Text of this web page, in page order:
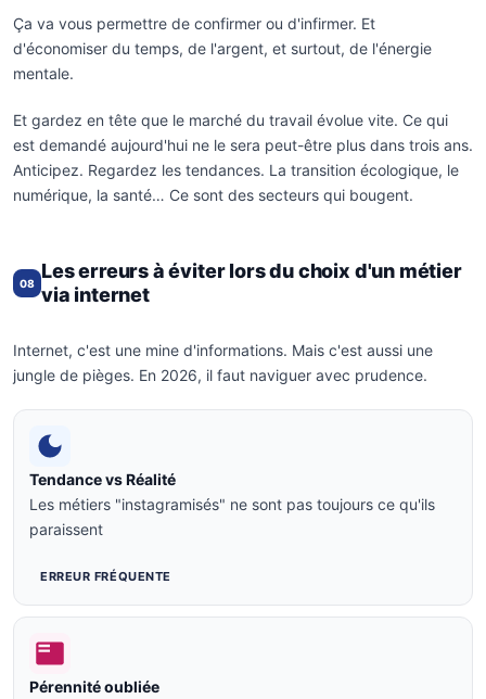
Ça va vous permettre de confirmer ou d'infirmer. Et
d'économiser du temps, de l'argent, et surtout, de l'énergie
mentale.
Et gardez en tête que le marché du travail évolue vite. Ce qui
est demandé aujourd'hui ne le sera peut-être plus dans trois ans.
Anticipez. Regardez les tendances. La transition écologique, le
numérique, la santé… Ce sont des secteurs qui bougent.
08
Les erreurs à éviter lors du choix d'un métier
via internet
Internet, c'est une mine d'informations. Mais c'est aussi une
jungle de pièges. En 2026, il faut naviguer avec prudence.
Tendance vs Réalité
Les métiers "instagramisés" ne sont pas toujours ce qu'ils
paraissent
ERREUR FRÉQUENTE
Pérennité oubliée